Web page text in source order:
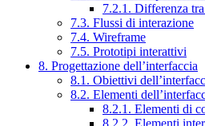
7.2.1. Differenza
7.3. Flussi di interazione
7.4. Wireframe
7.5. Prototipi interattivi
8. Progettazione dell’interfaccia
8.1. Obiettivi
8.2. Elementi
8.2.1. Elementi di
8.2.2. Elementi